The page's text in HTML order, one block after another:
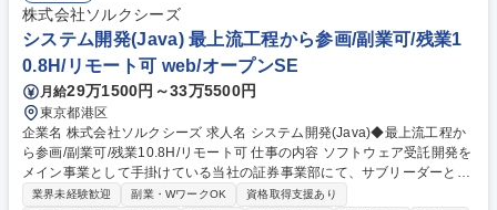
crosoft製品の導入開発、ネットバンクといった成長著しい分野への開発も
増えてきております。 募集職種 【東京】システムエンジニア(リーダー候
補)◆上流工程メイン/転勤なし/副業OK
株式会社ソルクシーズ
システム開発(Java) 最上流工程から参画/副業可/残業1
0.8H/リモート可 web/オープンSE
月給29万1500円～33万5500円
東京都港区
企業名 株式会社ソルクシーズ 求人名 システム開発(Java)◆最上流工程か
ら参画/副業可/残業10.8H/リモート可 仕事の内容 ソフトウェア受託開発を
メイン事業として手掛けている当社の証券事業部にて、サブリーダーとし
て金融系の業務システムを中心とした開発業務をお任せします。顧客常駐
業界未経験歓迎 副業・WワークOK
資格取得支援あり